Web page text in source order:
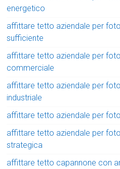
energetico
affittare tetto aziendale per
sufficiente
affittare tetto aziendale per
commerciale
affittare tetto aziendale per
industriale
affittare tetto aziendale per
affittare tetto aziendale per
strategica
affittare tetto capannone con